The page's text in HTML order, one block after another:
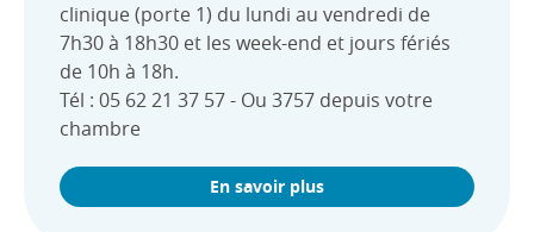
clinique (porte 1) du lundi au vendredi de
7h30 à 18h30 et les week-end et jours fériés
de 10h à 18h.
Tél : 05 62 21 37 57 - Ou 3757 depuis votre
chambre
En savoir plus